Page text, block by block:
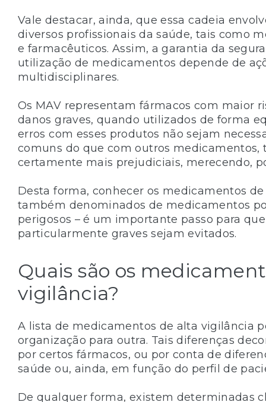
Vale destacar, ainda, que essa cadeia
diversos profissionais da saúde, tais como
e farmacêuticos. Assim, a garantia da
utilização de medicamentos depende de
multidisciplinares.
Os MAV representam fármacos com maior
danos graves, quando utilizados de forma
erros com esses produtos não sejam
comuns do que com outros medicamentos,
certamente mais prejudiciais, merecendo,
Desta forma, conhecer os medicamentos
também denominados de medicamentos
perigosos – é um importante passo para
particularmente graves sejam evitados.
Quais são os
vigilância?
A lista de medicamentos de alta vigilância
organização para outra. Tais diferenças
por certos fármacos, ou por conta de
saúde ou, ainda, em função do perfil de
De qualquer forma, existem determinadas